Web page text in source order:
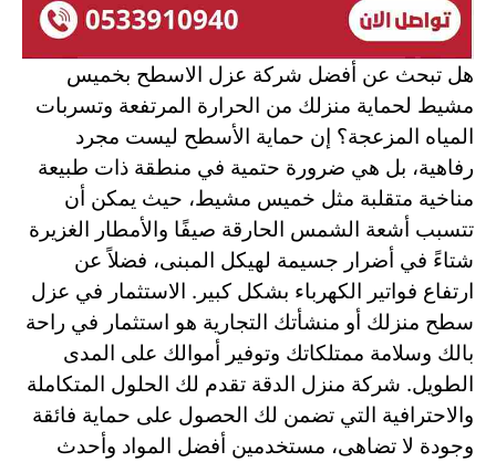
هل تبحث عن أفضل شركة عزل الاسطح بخميس
مشيط لحماية منزلك من الحرارة المرتفعة وتسربات
المياه المزعجة؟ إن حماية الأسطح ليست مجرد
رفاهية، بل هي ضرورة حتمية في منطقة ذات طبيعة
مناخية متقلبة مثل خميس مشيط، حيث يمكن أن
تتسبب أشعة الشمس الحارقة صيفًا والأمطار الغزيرة
شتاءً في أضرار جسيمة لهيكل المبنى، فضلاً عن
ارتفاع فواتير الكهرباء بشكل كبير. الاستثمار في عزل
سطح منزلك أو منشأتك التجارية هو استثمار في راحة
بالك وسلامة ممتلكاتك وتوفير أموالك على المدى
الطويل. شركة منزل الدقة تقدم لك الحلول المتكاملة
والاحترافية التي تضمن لك الحصول على حماية فائقة
وجودة لا تضاهى، مستخدمين أفضل المواد وأحدث